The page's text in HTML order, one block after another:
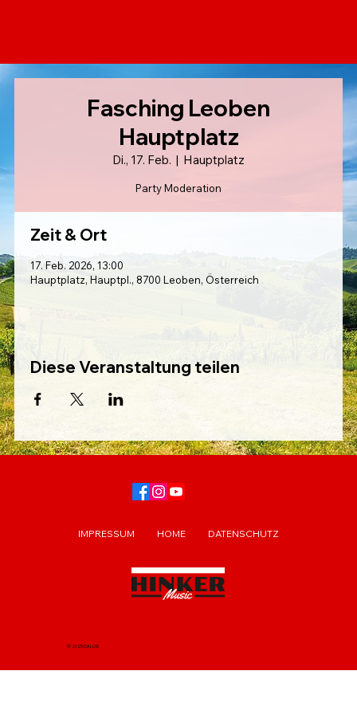
Fasching Leoben
Hauptplatz
Di., 17. Feb.
  |
Hauptplatz
Party Moderation
Zeit & Ort
17. Feb. 2026, 13:00
Hauptplatz, Hauptpl., 8700 Leoben, Österreich
Diese Veranstaltung teilen
IMPRESSUM HOME DATENSCHUTZ
© 2025 DALUIS